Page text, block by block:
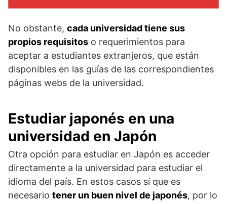
No obstante, cada universidad tiene sus
propios requisitos o requerimientos para
aceptar a estudiantes extranjeros, que están
disponibles en las guías de las correspondientes
páginas webs de la universidad.
Estudiar japonés en una
universidad en Japón
Otra opción para estudiar en Japón es acceder
directamente a la universidad para estudiar el
idioma del país. En estos casos sí que es
necesario tener un buen nivel de japonés, por lo